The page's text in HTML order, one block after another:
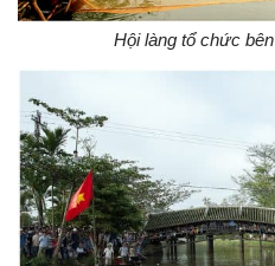
Hội làng tổ chức